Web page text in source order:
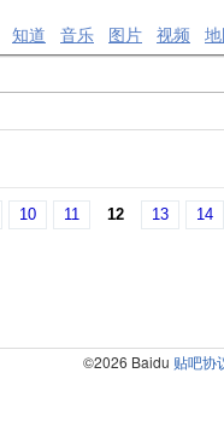
知道 音乐 图片 视频
10 11 12 13 14
©2026 Baidu 贴吧协